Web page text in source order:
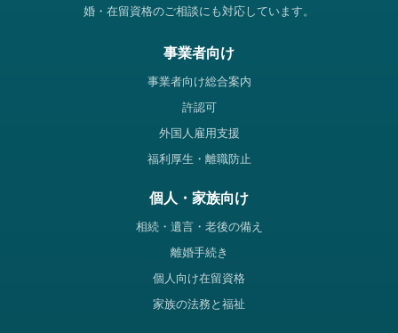
婚・在留資格のご相談にも対応しています。
事業者向け
事業者向け総合案内
許認可
外国人雇用支援
福利厚生・離職防止
個人・家族向け
相続・遺言・老後の備え
離婚手続き
個人向け在留資格
家族の法務と福祉